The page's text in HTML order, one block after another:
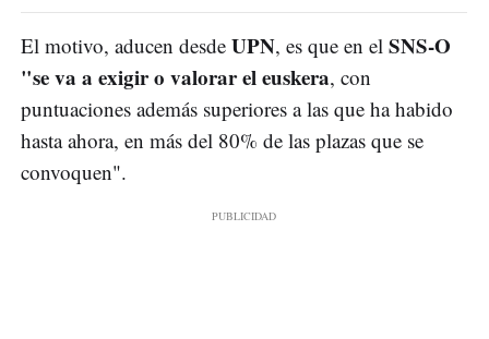
El motivo, aducen desde UPN, es que en el SNS-O
"se va a exigir o valorar el euskera, con
puntuaciones además superiores a las que ha habido
hasta ahora, en más del 80% de las plazas que se
convoquen".